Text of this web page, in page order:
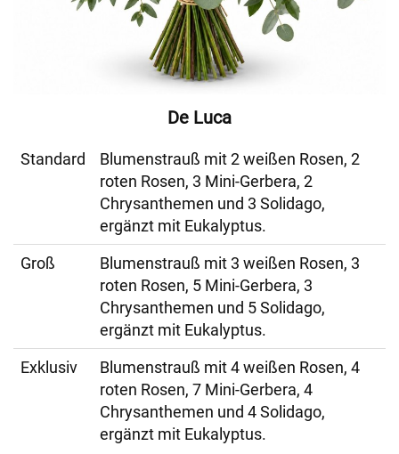
De Luca
Standard
Blumenstrauß mit 2 weißen Rosen, 2
roten Rosen, 3 Mini-Gerbera, 2
Chrysanthemen und 3 Solidago,
ergänzt mit Eukalyptus.
Groß
Blumenstrauß mit 3 weißen Rosen, 3
roten Rosen, 5 Mini-Gerbera, 3
Chrysanthemen und 5 Solidago,
ergänzt mit Eukalyptus.
Exklusiv
Blumenstrauß mit 4 weißen Rosen, 4
roten Rosen, 7 Mini-Gerbera, 4
Chrysanthemen und 4 Solidago,
ergänzt mit Eukalyptus.